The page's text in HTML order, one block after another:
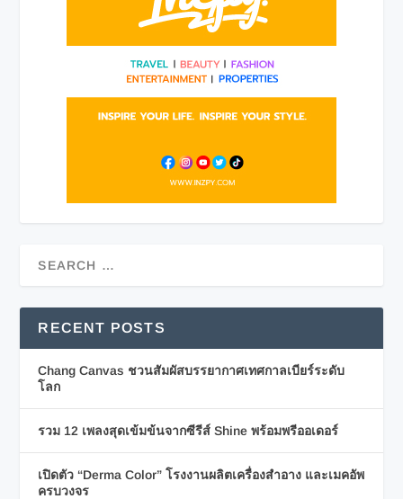
RECENT POSTS
Chang Canvas ชวนสัมผัสบรรยากาศเทศกาลเบียร์ระดับ
โลก
รวม 12 เพลงสุดเข้มข้นจากซีรีส์ Shine พร้อมพรีออเดอร์
เปิดตัว “Derma Color” โรงงานผลิตเครื่องสำอาง และเมคอัพ
ครบวงจร